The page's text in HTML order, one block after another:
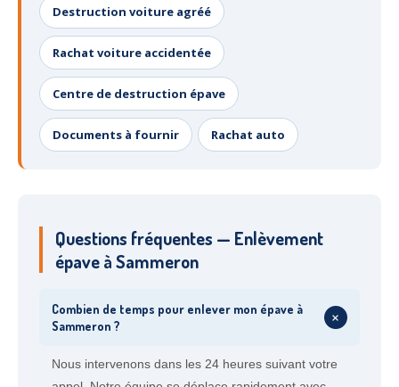
Destruction voiture agréé
Rachat voiture accidentée
Centre de destruction épave
Documents à fournir Rachat auto
Questions fréquentes — Enlèvement
épave à Sammeron
Combien de temps pour enlever mon épave à
Sammeron ?
+
Nous intervenons dans les 24 heures suivant votre